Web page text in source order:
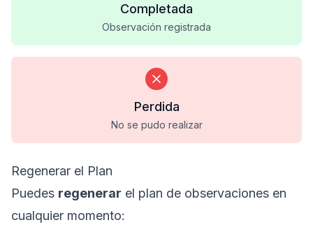
Completada
Observación registrada
Perdida
No se pudo realizar
Regenerar el Plan
Puedes regenerar el plan de observaciones en
cualquier momento: